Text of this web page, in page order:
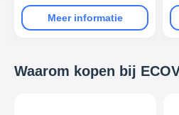
Meer informatie
Waarom kopen bij